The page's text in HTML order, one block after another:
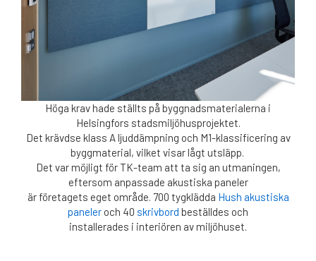
Höga krav hade ställts på byggnadsmaterialerna i
Helsingfors stadsmiljöhusprojektet.
Det krävdse klass A ljuddämpning och M1-klassificering av
byggmaterial, vilket visar lågt utsläpp.
Det var möjligt för TK-team att ta sig an utmaningen,
eftersom anpassade akustiska paneler
är företagets eget område. 700 tygklädda Hush akustiska
paneler och 40 skrivbord beställdes och
installerades i interiören av miljöhuset.